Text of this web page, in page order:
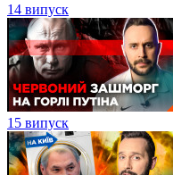
14 випуск
15 випуск